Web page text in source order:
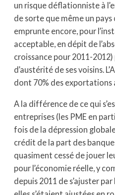
un risque déflationniste à
de sorte que même un
emprunte encore, pour
acceptable, en dépit de
croissance pour 2011-
d’austérité de ses voisins.
dont 70% des exportations
A la différence de ce qui
entreprises (les PME en
fois de la dépression
crédit de la part des
quasiment cessé de jouer
pour l’économie réelle, y
depuis 2011 de s’ajuster par